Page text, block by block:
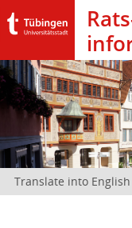
Translate into English